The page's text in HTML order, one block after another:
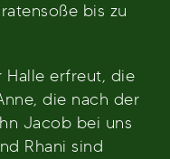
bis zu
Halle erfreut, die
die nach der
Jacob bei uns
Rhani sind